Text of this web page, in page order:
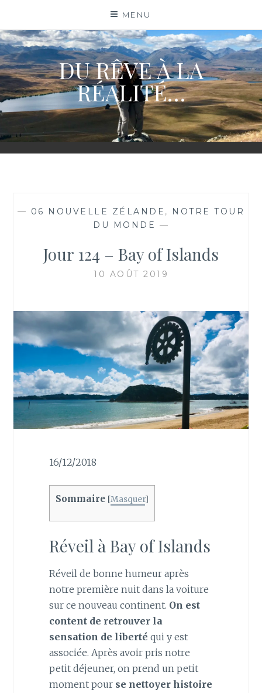
content
MENU
DU RÊVE À LA
RÉALITÉ…
— 06 NOUVELLE ZÉLANDE , NOTRE TOUR
DU MONDE —
Jour 124 – Bay of Islands
10 AOÛT 2019
16/12/2018
Sommaire [Masquer]
Réveil à Bay of Islands
Réveil de bonne humeur après
notre première nuit dans la voiture
sur ce nouveau continent. On est
content de retrouver la
sensation de liberté qui y est
associée. Après avoir pris notre
petit déjeuner, on prend un petit
moment pour se nettoyer histoire